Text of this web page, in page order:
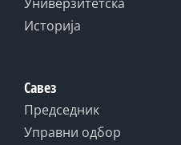
Историја
Савез
Председник
Управни одбор